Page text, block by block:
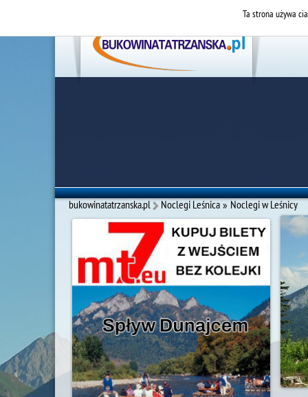
bukowinatatrzanska.pl Noclegi Leśnica » Noclegi w Leśnicy
Ta strona używa